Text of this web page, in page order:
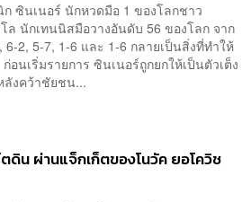
ซินเนอร์ นักหวดมือ 1 ของโลกชาว
ล นักเทนนิสมือวางอันดับ 56 ของโลก จาก
2, 5-7, 1-6 และ 1-6 กลายเป็นสิ่งที่ทำให้
นเริ่มรายการ ซินเนอร์ถูกยกให้เป็นตัวเต็ง
งคว้าชัยชน...
น ผ่านแจ็กเก็ตของโนวัค ยอโควิช